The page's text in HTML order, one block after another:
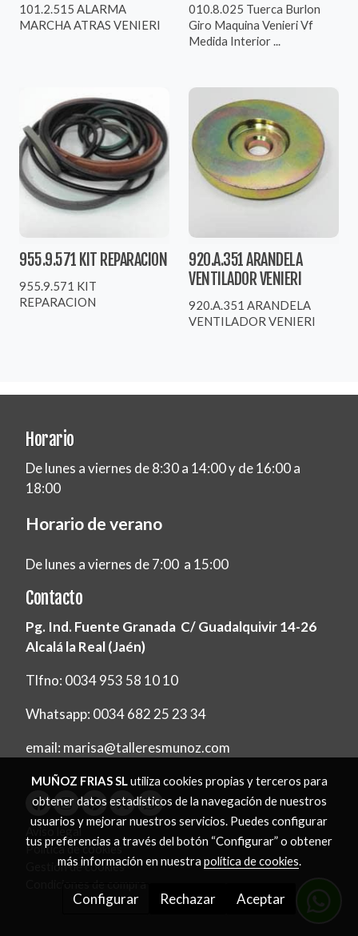
101.2.515 ALARMA
MARCHA ATRAS VENIERI
010.8.025 Tuerca Burlon
Giro Maquina Venieri Vf
Medida Interior ...
955.9.571 KIT REPARACION
955.9.571 KIT
REPARACION
920.A.351 ARANDELA
VENTILADOR VENIERI
920.A.351 ARANDELA
VENTILADOR VENIERI
Horario
De lunes a viernes de 8:30 a 14:00 y de 16:00 a
18:00
Horario de verano
De lunes a viernes de 7:00 a 15:00
Contacto
Pg. Ind. Fuente Granada C/ Guadalquivir 14-26
Alcalá la Real (Jaén)
Tlfno: 0034 953 58 10 10
Whatsapp: 0034 682 25 23 34
email: marisa@talleresmunoz.com
Aviso legal
Política de cookies
Gestión de cookies
MUÑOZ FRIAS SLutiliza cookies propias y terceros para
obtener datos estadísticos de la navegación de nuestros
usuarios y mejorar nuestros servicios. Puedes configurar
tus preferencias a través del botón “Configurar” o obtener
más información en nuestra política de cookies.
Configurar Rechazar Aceptar